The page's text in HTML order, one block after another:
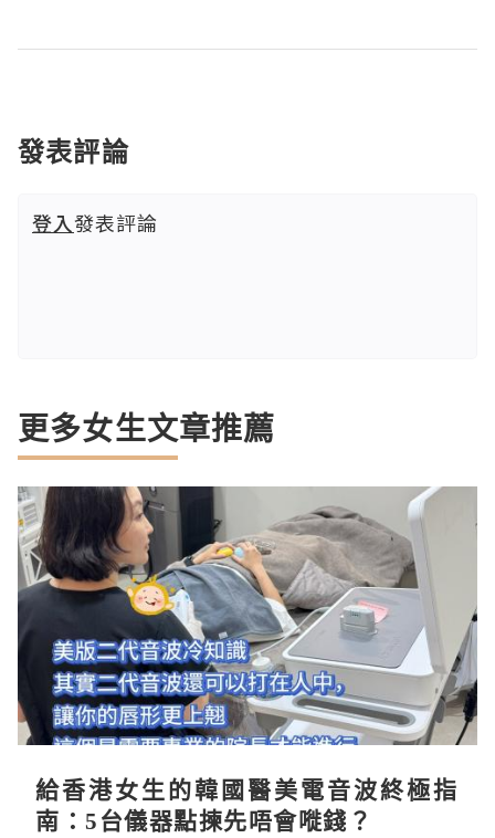
發表評論
登入發表評論
更多女生文章推薦
給香港女生的韓國醫美電音波終極指
南：5台儀器點揀先唔會嘥錢？